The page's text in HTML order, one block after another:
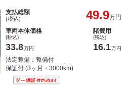
支払総額
(税込) 49.9万円
車両本体価格
(税込)
33.8万円
諸費用
(税込)
16.1万円
法定整備：整備付
保証付 (3ヶ月・3000km)